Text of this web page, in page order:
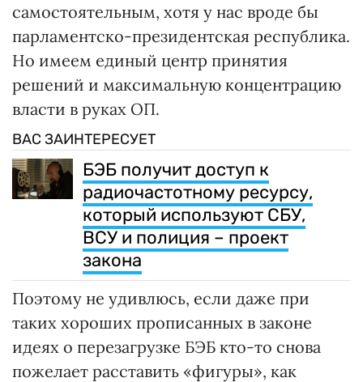
самостоятельным, хотя у нас вроде бы
парламентско-президентская республика.
Но имеем единый центр принятия
решений и максимальную концентрацию
власти в руках ОП.
ВАС ЗАИНТЕРЕСУЕТ
БЭБ получит доступ к
радиочастотному ресурсу,
который используют СБУ,
ВСУ и полиция – проект
закона
Поэтому не удивлюсь, если даже при
таких хороших прописанных в законе
идеях о перезагрузке БЭБ кто-то снова
пожелает расставить «фигуры», как